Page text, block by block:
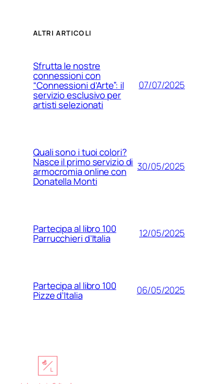
ALTRI ARTICOLI
Sfrutta le nostre
connessioni con
“Connessioni d’Arte”: il
servizio esclusivo per
artisti selezionati
07/07/2025
Quali sono i tuoi colori?
Nasce il primo servizio di
armocromia online con
Donatella Monti
30/05/2025
Partecipa al libro 100
Parrucchieri d’Italia 12/05/2025
Partecipa al libro 100
Pizze d’Italia 06/05/2025